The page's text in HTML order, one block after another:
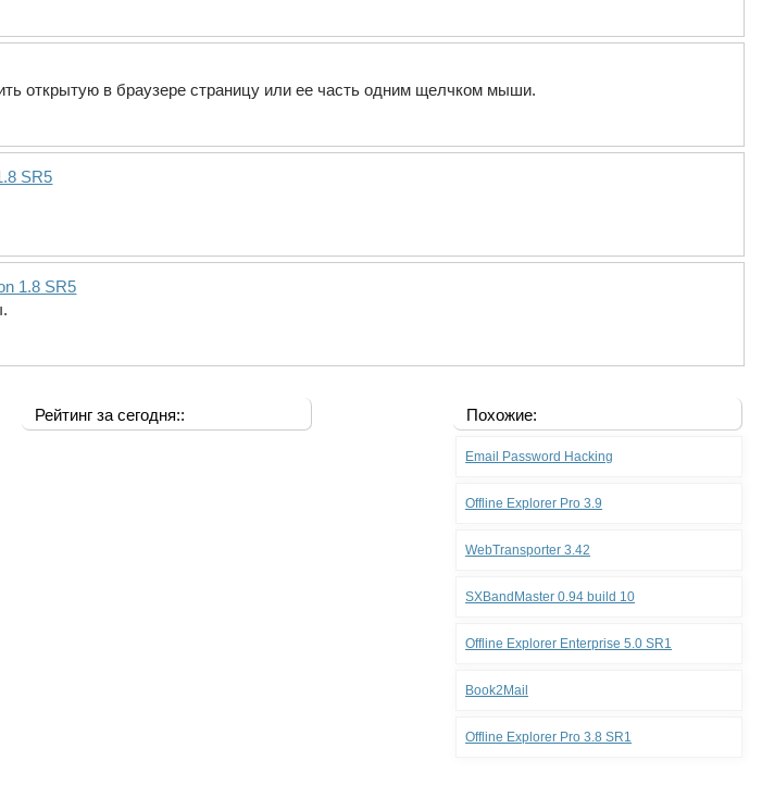
открытую в браузере страницу или ее часть одним щелчком мыши.
SR5
1.8 SR5
Рейтинг за сегодня:: Похожие:
Email Password Hacking
Offline Explorer Pro 3.9
WebTransporter 3.42
SXBandMaster 0.94 build 10
Offline Explorer Enterprise 5.0 SR1
Book2Mail
Offline Explorer Pro 3.8 SR1